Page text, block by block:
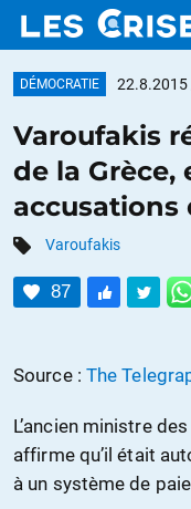
DOSSIERS
CATÉGORIES
MOTS CLÉS
DON
DÉMOCRATIE 22.8.2015
Varoufakis
de la Grèce,
accusations
Varoufakis
87
Source : The
L’ancien ministre
affirme qu’il était
à un système de